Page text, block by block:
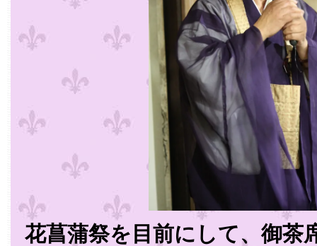
花菖蒲祭を目前にして、御茶